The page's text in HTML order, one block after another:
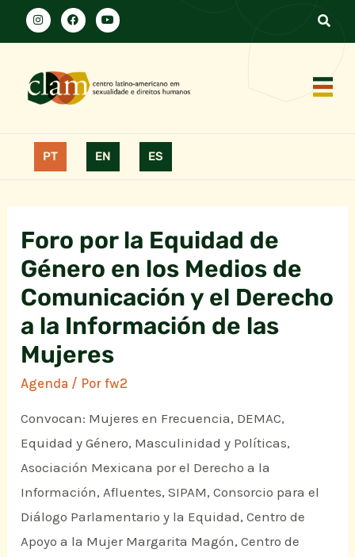
PT EN ES
Foro por la Equidad de
Género en los Medios de
Comunicación y el Derecho
a la Información de las
Mujeres
Agenda / Porfw2
Convocan: Mujeres en Frecuencia, DEMAC,
Equidad y Género, Masculinidad y Políticas,
Asociación Mexicana por el Derecho a la
Información, Afluentes, SIPAM, Consorcio para el
Diálogo Parlamentario y la Equidad, Centro de
Apoyo a la Mujer Margarita Magón, Centro de